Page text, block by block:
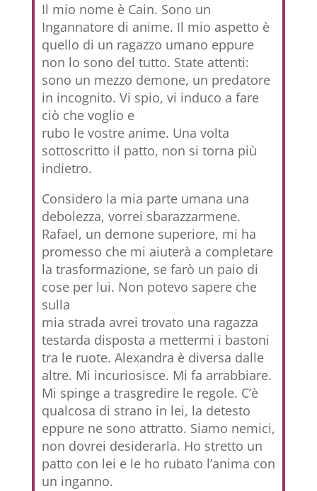
Il mio nome è Cain. Sono un
Ingannatore di anime. Il mio aspetto è
quello di un ragazzo umano eppure
non lo sono del tutto. State attenti:
sono un mezzo demone, un predatore
in incognito. Vi spio, vi induco a fare
ciò che voglio e
rubo le vostre anime. Una volta
sottoscritto il patto, non si torna più
indietro.
Considero la mia parte umana una
debolezza, vorrei sbarazzarmene.
Rafael, un demone superiore, mi ha
promesso che mi aiuterà a completare
la trasformazione, se farò un paio di
cose per lui. Non potevo sapere che
sulla
mia strada avrei trovato una ragazza
testarda disposta a mettermi i bastoni
tra le ruote. Alexandra è diversa dalle
altre. Mi incuriosisce. Mi fa arrabbiare.
Mi spinge a trasgredire le regole. C’è
qualcosa di strano in lei, la detesto
eppure ne sono attratto. Siamo nemici,
non dovrei desiderarla. Ho stretto un
patto con lei e le ho rubato l’anima con
un inganno.